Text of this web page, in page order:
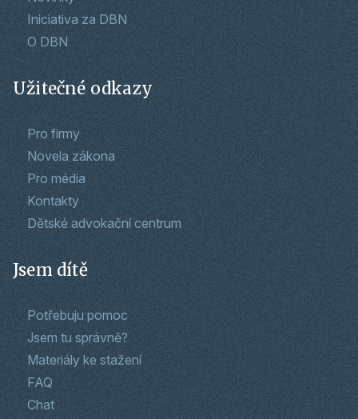
Iniciativa za DBN
O DBN
Užitečné odkazy
Pro firmy
Novela zákona
Pro média
Kontakty
Dětské advokační centrum
Jsem dítě
Potřebuju pomoc
Jsem tu správně?
Materiály ke stažení
FAQ
Chat